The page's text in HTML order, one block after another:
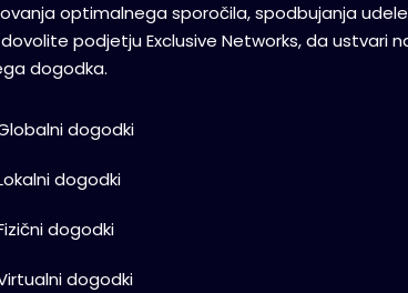
optimalnega sporočila, spodbujanja
podjetju Exclusive Networks, da ustvari
dogodka.
dogodki
dogodki
dogodki
dogodki